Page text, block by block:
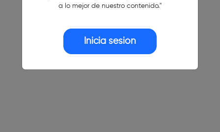
a lo mejor de nuestro contenido."
Inicia sesión